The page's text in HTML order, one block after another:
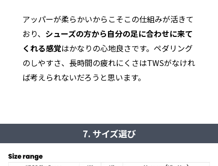
アッパーが柔らかいからこそこの仕組みが活きて
おり、 シューズの方から自分の足に合わせに来て
くれる感覚はかなりの心地良さです。ペダリング
のしやすさ、長時間の疲れにくさはTWSがなけれ
ば考えられないだろうと思います。
7. サイズ選び